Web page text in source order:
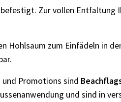
Zur vollen Entfaltung
Hohlsaum zum Einfädeln in
und Promotions sind
und sind in